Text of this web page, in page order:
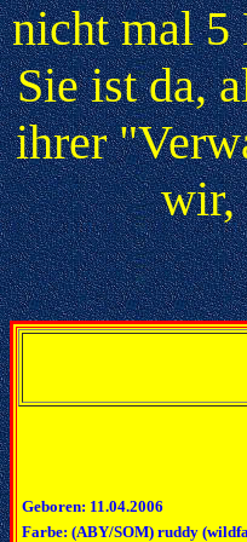
nicht mal 5
Sie ist da,
ihrer
wir,
Geboren: 11.04.2006
Farbe: (ABY/SOM) ruddy